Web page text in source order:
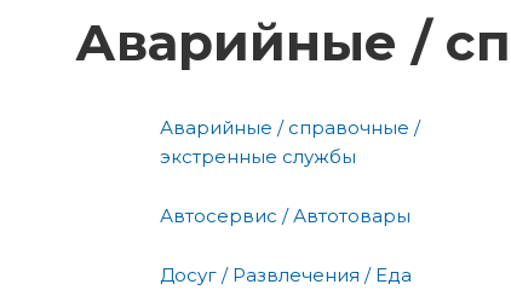
Аварийные /
Аварийные / справочные /
экстренные службы
Автосервис / Автотовары
Досуг / Развлечения / Еда